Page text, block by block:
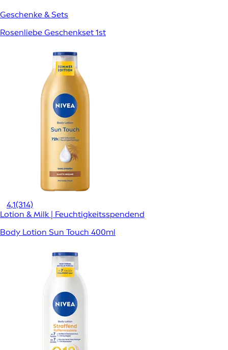
Geschenke & Sets
Rosenliebe Geschenkset 1st
4,1(314)
Lotion & Milk | Feuchtigkeitsspendend
Body Lotion Sun Touch 400ml